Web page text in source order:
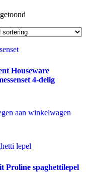
Houseware
4-delig
aan winkelwagen
Proline spaghettilepel